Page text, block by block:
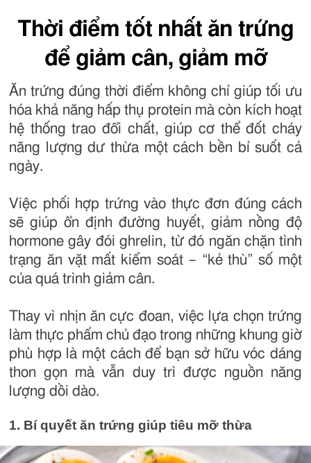
Thời điểm tốt nhất ăn trứng
để giảm cân, giảm mỡ
Ăn trứng đúng thời điểm không chỉ giúp tối ưu
hóa khả năng hấp thụ protein mà còn kích hoạt
hệ thống trao đổi chất, giúp cơ thể đốt cháy
năng lượng dư thừa một cách bền bỉ suốt cả
ngày.
Việc phối hợp trứng vào thực đơn đúng cách
sẽ giúp ổn định đường huyết, giảm nồng độ
hormone gây đói ghrelin, từ đó ngăn chặn tình
trạng ăn vặt mất kiểm soát – “kẻ thù” số một
của quá trình giảm cân.
Thay vì nhịn ăn cực đoan, việc lựa chọn trứng
làm thực phẩm chủ đạo trong những khung giờ
phù hợp là một cách để bạn sở hữu vóc dáng
thon gọn mà vẫn duy trì được nguồn năng
lượng dồi dào.
1. Bí quyết ăn trứng giúp tiêu mỡ thừa